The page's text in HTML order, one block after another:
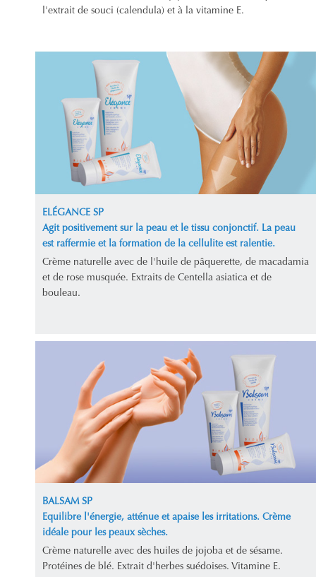
l'extrait de souci (calendula) et à la vitamine E.
ELÉGANCE SP
Agit positivement sur la peau et le tissu conjonctif. La peau
est raffermie et la formation de la cellulite est ralentie.
Crème naturelle avec de l'huile de pâquerette, de macadamia
et de rose musquée. Extraits de Centella asiatica et de
bouleau.
BALSAM SP
Equilibre l'énergie, atténue et apaise les irritations. Crème
idéale pour les peaux sèches.
Crème naturelle avec des huiles de jojoba et de sésame.
Protéines de blé. Extrait d'herbes suédoises. Vitamine E.